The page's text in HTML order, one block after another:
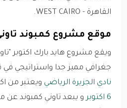
القاهرة - WEST CAIRO.
موقع مشروع كمبوند تاونى 6
جغرافي مميز جدا واستراتيجي في قلب 6
نادي الجزيرة الرياضي ويعتبر من
6 اكتوبر